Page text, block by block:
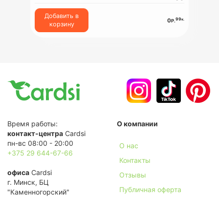
Добавить в
корзину
0Р.99к.
Время работы:
контакт-центра Cardsi
пн-вс 08:00 - 20:00
+375 29 644-67-66
офиса Cardsi
г. Минск, БЦ
"Каменногорский"
О компании
О нас
Контакты
Отзывы
Публичная оферта